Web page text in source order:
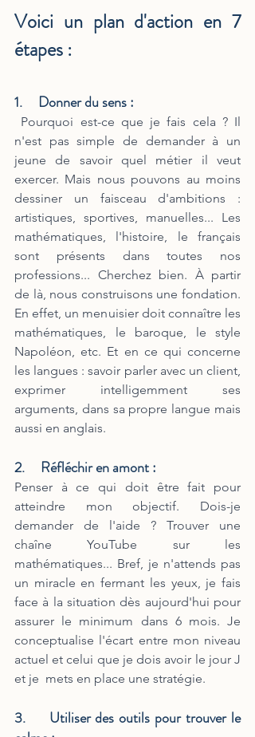
Voici un plan d'action en 7
étapes :
1.     Donner du sens :
Pourquoi est-ce que je fais cela ? Il
n'est pas simple de demander à un
jeune de savoir quel métier il veut
exercer. Mais nous pouvons au moins
dessiner un faisceau d'ambitions :
artistiques, sportives, manuelles... Les
mathématiques, l'histoire, le français
sont présents dans toutes nos
professions... Cherchez bien. À partir
de là, nous construisons une fondation.
En effet, un menuisier doit connaître les
mathématiques, le baroque, le style
Napoléon, etc. Et en ce qui concerne
les langues : savoir parler avec un client,
exprimer intelligemment ses
arguments, dans sa propre langue mais
aussi en anglais.
2.     Réfléchir en amont :
Penser à ce qui doit être fait pour
atteindre mon objectif. Dois-je
demander de l'aide ? Trouver une
chaîne YouTube sur les
mathématiques... Bref, je n'attends pas
un miracle en fermant les yeux, je fais
face à la situation dès aujourd'hui pour
assurer le minimum dans 6 mois. Je
conceptualise l'écart entre mon niveau
actuel et celui que je dois avoir le jour J
et je  mets en place une stratégie.
3.     Utiliser des outils pour trouver le